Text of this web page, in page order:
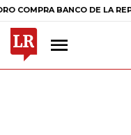
BANCO DE LA REPÚBLICA